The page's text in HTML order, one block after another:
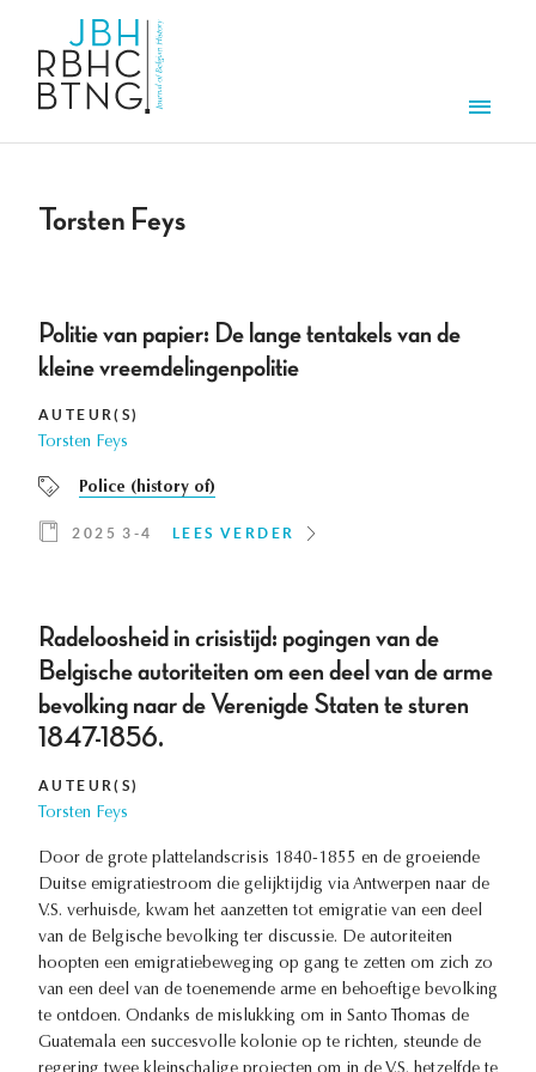
Torsten Feys
Politie van papier: De lange tentakels van de
kleine vreemdelingenpolitie
AUTEUR(S)
Torsten Feys
Police (history of)
2025 3-4 LEES VERDER
Radeloosheid in crisistijd: pogingen van de
Belgische autoriteiten om een deel van de arme
bevolking naar de Verenigde Staten te sturen
1847-1856.
AUTEUR(S)
Torsten Feys
Door de grote plattelandscrisis 1840-1855 en de groeiende
Duitse emigratiestroom die gelijktijdig via Antwerpen naar de
V.S. verhuisde, kwam het aanzetten tot emigratie van een deel
van de Belgische bevolking ter discussie. De autoriteiten
hoopten een emigratiebeweging op gang te zetten om zich zo
van een deel van de toenemende arme en behoeftige bevolking
te ontdoen. Ondanks de mislukking om in Santo Thomas de
Guatemala een succesvolle kolonie op te richten, steunde de